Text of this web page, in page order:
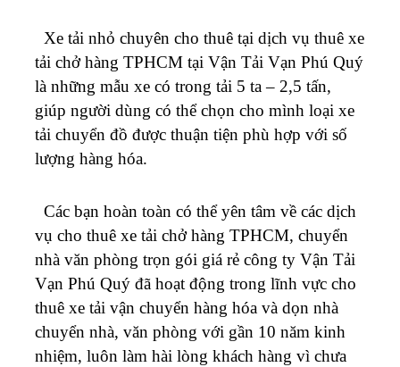
Xe tải nhỏ chuyên cho thuê tại dịch vụ thuê xe
tải chở hàng TPHCM tại Vận Tải Vạn Phú Quý
là những mẫu xe có trong tải 5 ta – 2,5 tấn,
giúp người dùng có thể chọn cho mình loại xe
tải chuyển đồ được thuận tiện phù hợp với số
lượng hàng hóa.
Các bạn hoàn toàn có thể yên tâm về các dịch
vụ cho thuê xe tải chở hàng TPHCM, chuyển
nhà văn phòng trọn gói giá rẻ công ty Vận Tải
Vạn Phú Quý đã hoạt động trong lĩnh vực cho
thuê xe tải vận chuyển hàng hóa và dọn nhà
chuyển nhà, văn phòng với gần 10 năm kinh
nhiệm, luôn làm hài lòng khách hàng vì chưa